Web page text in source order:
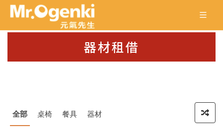
器材租借
全部 桌椅 餐具 器材